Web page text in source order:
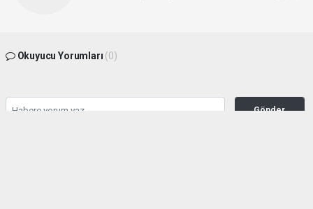
Okuyucu Yorumları (0)
Gönder